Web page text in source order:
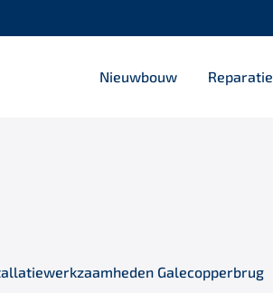
Nieuwbouw Reparatie
Galecopperbrug